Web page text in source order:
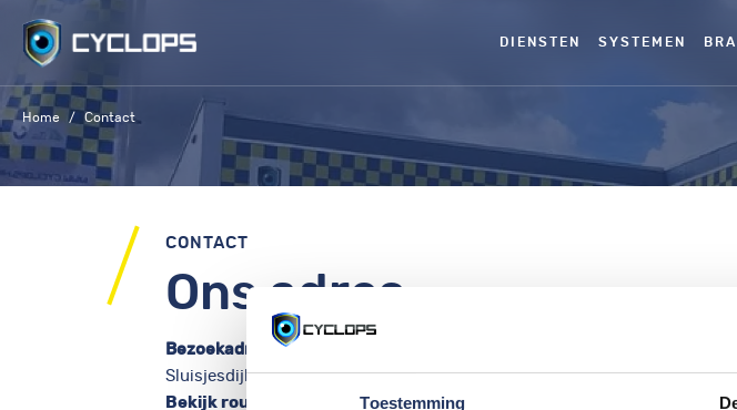
Toestemming
content
DIENSTEN SYSTEMEN
Home Contact
CONTACT
Ons adres
Bezoekadres
Sluisjesdijk 37 | 3087 AD Rotterdam
Bekijk route op kaart